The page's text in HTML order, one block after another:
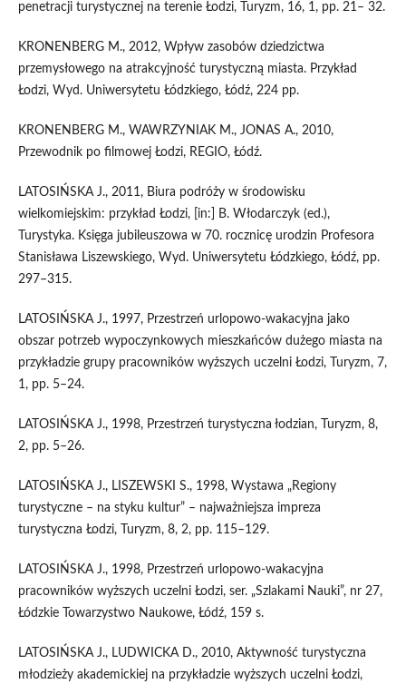
penetracji turystycznej na terenie Łodzi, Turyzm, 16, 1, pp. 21– 32.
KRONENBERG M., 2012, Wpływ zasobów dziedzictwa
przemysłowego na atrakcyjność turystyczną miasta. Przykład
Łodzi, Wyd. Uniwersytetu Łódzkiego, Łódź, 224 pp.
KRONENBERG M., WAWRZYNIAK M., JONAS A., 2010,
Przewodnik po filmowej Łodzi, REGIO, Łódź.
LATOSIŃSKA J., 2011, Biura podróży w środowisku
wielkomiejskim: przykład Łodzi, [in:] B. Włodarczyk (ed.),
Turystyka. Księga jubileuszowa w 70. rocznicę urodzin Profesora
Stanisława Liszewskiego, Wyd. Uniwersytetu Łódzkiego, Łódź, pp.
297–315.
LATOSIŃSKA J., 1997, Przestrzeń urlopowo-wakacyjna jako
obszar potrzeb wypoczynkowych mieszkańców dużego miasta na
przykładzie grupy pracowników wyższych uczelni Łodzi, Turyzm, 7,
1, pp. 5–24.
LATOSIŃSKA J., 1998, Przestrzeń turystyczna łodzian, Turyzm, 8,
2, pp. 5–26.
LATOSIŃSKA J., LISZEWSKI S., 1998, Wystawa „Regiony
turystyczne – na styku kultur” – najważniejsza impreza
turystyczna Łodzi, Turyzm, 8, 2, pp. 115–129.
LATOSIŃSKA J., 1998, Przestrzeń urlopowo-wakacyjna
pracowników wyższych uczelni Łodzi, ser. „Szlakami Nauki”, nr 27,
Łódzkie Towarzystwo Naukowe, Łódź, 159 s.
LATOSIŃSKA J., LUDWICKA D., 2010, Aktywność turystyczna
młodzieży akademickiej na przykładzie wyższych uczelni Łodzi,